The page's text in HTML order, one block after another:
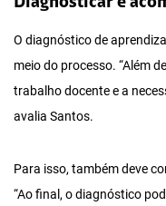
O diagnóstico de
meio do processo. “Além
trabalho docente e a
avalia Santos.
Para isso, também deve
“Ao final, o diagnóstico